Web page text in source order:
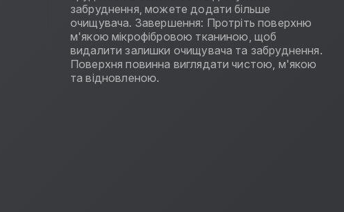
забруднення, можете додати більше
очищувача. Завершення: Протріть поверхню
м'якою мікрофібровою тканиною, щоб
видалити залишки очищувача та забруднення.
Поверхня повинна виглядати чистою, м'якою
та відновленою.